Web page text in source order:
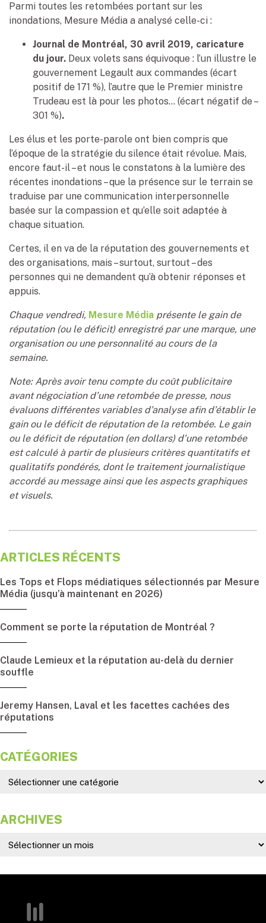
Parmi toutes les retombées portant sur les
inondations, Mesure Média a analysé celle-ci :
Journal de Montréal, 30 avril 2019, caricature
du jour. Deux volets sans équivoque : l’un illustre le
gouvernement Legault aux commandes (écart
positif de 171 %), l’autre que le Premier ministre
Trudeau est là pour les photos… (écart négatif de –
301 %).
Les élus et les porte-parole ont bien compris que
l’époque de la stratégie du silence était révolue. Mais,
encore faut-il – et nous le constatons à la lumière des
récentes inondations – que la présence sur le terrain se
traduise par une communication interpersonnelle
basée sur la compassion et qu’elle soit adaptée à
chaque situation.
Certes, il en va de la réputation des gouvernements et
des organisations, mais – surtout, surtout – des
personnes qui ne demandent qu’à obtenir réponses et
appuis.
Chaque vendredi, Mesure Média présente le gain de
réputation (ou le déficit) enregistré par une marque, une
organisation ou une personnalité au cours de la
semaine.
Note: Après avoir tenu compte du coût publicitaire
avant négociation d’une retombée de presse, nous
évaluons différentes variables d’analyse afin d’établir le
gain ou le déficit de réputation de la retombée. Le gain
ou le déficit de réputation (en dollars) d’une retombée
est calculé à partir de plusieurs critères quantitatifs et
qualitatifs pondérés, dont le traitement journalistique
accordé au message ainsi que les aspects graphiques
et visuels.
ARTICLES RÉCENTS
Les Tops et Flops médiatiques sélectionnés par Mesure
Média (jusqu’à maintenant en 2026)
Comment se porte la réputation de Montréal ?
Claude Lemieux et la réputation au-delà du dernier
souffle
Jeremy Hansen, Laval et les facettes cachées des
réputations
CATÉGORIES
ARCHIVES